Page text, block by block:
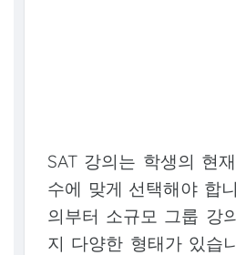
SAT 강의는 학생의 현
수에 맞게 선택해야 합
의부터 소규모 그룹 강
지 다양한 형태가 있습